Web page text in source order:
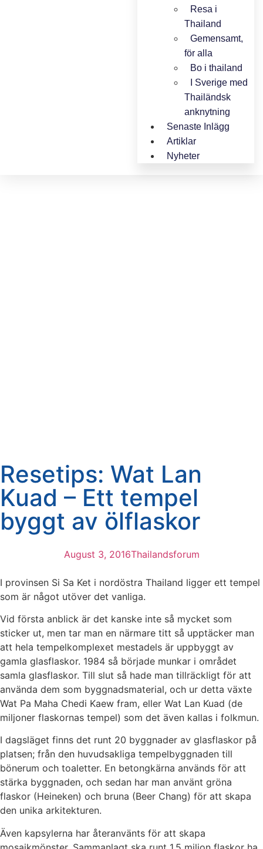
Resa i
Thailand
Gemensamt,
för alla
Bo i thailand
I Sverige med
Thailändsk
anknytning
Senaste Inlägg
Artiklar
Nyheter
Resetips: Wat Lan
Kuad – Ett tempel
byggt av ölflaskor
August 3, 2016Thailandsforum
I provinsen Si Sa Ket i nordöstra Thailand ligger ett tempel
som är något utöver det vanliga.
Vid första anblick är det kanske inte så mycket som
sticker ut, men tar man en närmare titt så upptäcker man
att hela tempelkomplexet mestadels är uppbyggt av
gamla glasflaskor. 1984 så började munkar i området
samla glasflaskor. Till slut så hade man tillräckligt för att
använda dem som byggnadsmaterial, och ur detta växte
Wat Pa Maha Chedi Kaew fram, eller Wat Lan Kuad (de
miljoner flaskornas tempel) som det även kallas i folkmun.
I dagsläget finns det runt 20 byggnader av glasflaskor på
platsen; från den huvudsakliga tempelbyggnaden till
bönerum och toaletter. En betongkärna används för att
stärka byggnaden, och sedan har man använt gröna
flaskor (Heineken) och bruna (Beer Chang) för att skapa
den unika arkitekturen.
Även kapsylerna har återanvänts för att skapa